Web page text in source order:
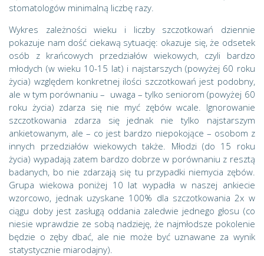
stomatologów minimalną liczbę razy.
Wykres zależności wieku i liczby szczotkowań dziennie
pokazuje nam dość ciekawą sytuację: okazuje się, że odsetek
osób z krańcowych przedziałów wiekowych, czyli bardzo
młodych (w wieku 10-15 lat) i najstarszych (powyżej 60 roku
życia) względem konkretnej ilości szczotkowań jest podobny,
ale w tym porównaniu – uwaga – tylko seniorom (powyżej 60
roku życia) zdarza się nie myć zębów wcale. Ignorowanie
szczotkowania zdarza się jednak nie tylko najstarszym
ankietowanym, ale – co jest bardzo niepokojące – osobom z
innych przedziałów wiekowych także. Młodzi (do 15 roku
życia) wypadają zatem bardzo dobrze w porównaniu z resztą
badanych, bo nie zdarzają się tu przypadki niemycia zębów.
Grupa wiekowa poniżej 10 lat wypadła w naszej ankiecie
wzorcowo, jednak uzyskane 100% dla szczotkowania 2x w
ciągu doby jest zasługą oddania zaledwie jednego głosu (co
niesie wprawdzie ze sobą nadzieję, że najmłodsze pokolenie
będzie o zęby dbać, ale nie może być uznawane za wynik
statystycznie miarodajny).